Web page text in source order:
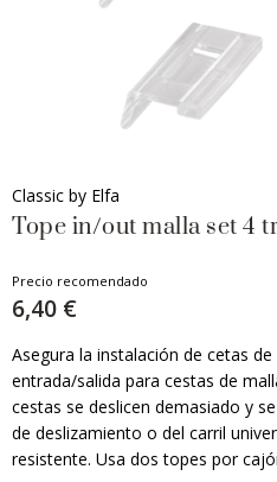
Classic by Elfa
Tope in/out malla set 4
Precio recomendado
6,40 €
Asegura la instalación de cetas
entrada/salida para cestas de
cestas se deslicen demasiado y
de deslizamiento o del carril
resistente. Usa dos topes por